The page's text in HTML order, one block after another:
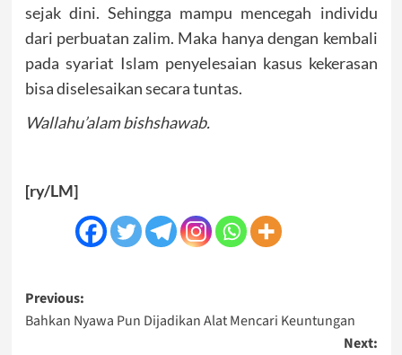
sejak dini. Sehingga mampu mencegah individu
dari perbuatan zalim. Maka hanya dengan kembali
pada syariat Islam penyelesaian kasus kekerasan
bisa diselesaikan secara tuntas.
Wallahu’alam bishshawab.
[ry/LM]
Post
navigation
Previous:
Bahkan Nyawa Pun Dijadikan Alat Mencari Keuntungan
Next: